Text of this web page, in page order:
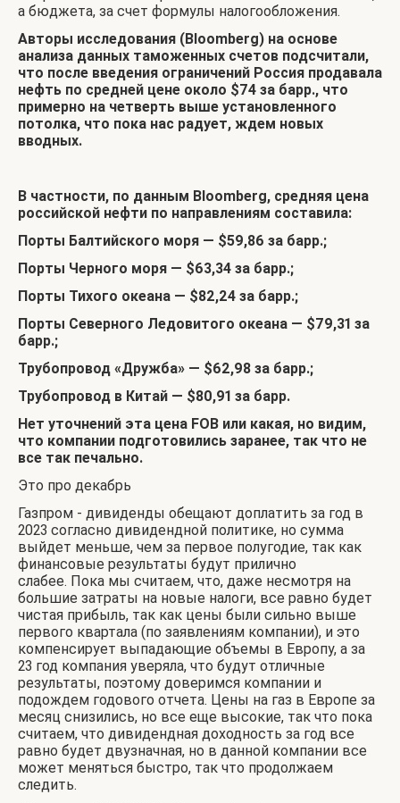
а бюджета, за счет формулы налогообложения.
Авторы исследования (Bloomberg) на основе
анализа данных таможенных счетов подсчитали,
что после введения ограничений Россия продавала
нефть по средней цене около $74 за барр., что
примерно на четверть выше установленного
потолка, что пока нас радует, ждем новых
вводных.
В частности, по данным Bloomberg, средняя цена
российской нефти по направлениям составила:
Порты Балтийского моря — $59,86 за барр.;
Порты Черного моря — $63,34 за барр.;
Порты Тихого океана — $82,24 за барр.;
Порты Северного Ледовитого океана — $79,31 за
барр.;
Трубопровод «Дружба» — $62,98 за барр.;
Трубопровод в Китай — $80,91 за барр.
Нет уточнений эта цена FOB или какая, но видим,
что компании подготовились заранее, так что не
все так печально.
Это про декабрь
Газпром - дивиденды обещают доплатить за год в
2023 согласно дивидендной политике, но сумма
выйдет меньше, чем за первое полугодие, так как
финансовые результаты будут прилично
слабее. Пока мы считаем, что, даже несмотря на
большие затраты на новые налоги, все равно будет
чистая прибыль, так как цены были сильно выше
первого квартала (по заявлениям компании), и это
компенсирует выпадающие объемы в Европу, а за
23 год компания уверяла, что будут отличные
результаты, поэтому доверимся компании и
подождем годового отчета. Цены на газ в Европе за
месяц снизились, но все еще высокие, так что пока
считаем, что дивидендная доходность за год все
равно будет двузначная, но в данной компании все
может меняться быстро, так что продолжаем
следить.